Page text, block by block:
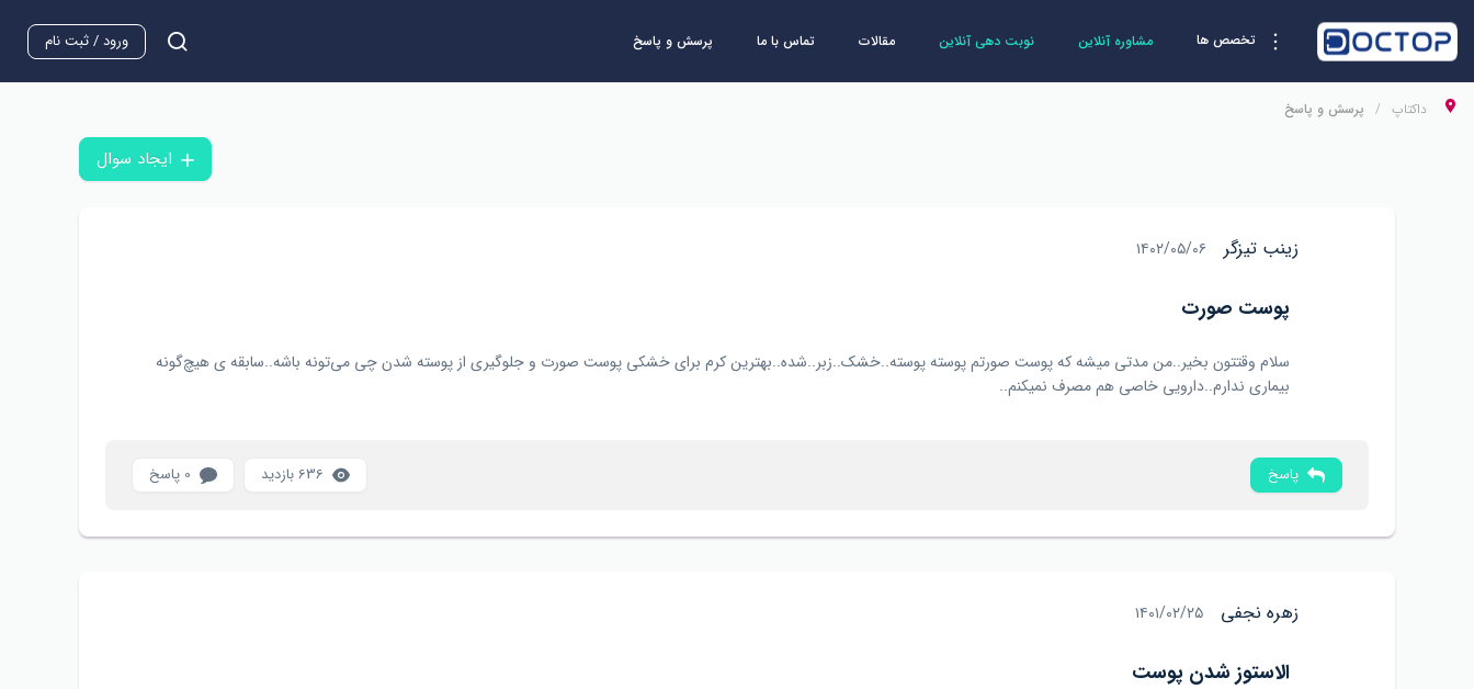
تخصص ها مشاوره آنلاین نوبت دهی آنلاین مقالات تماس با ما پرسش و پاسخ ورود / ثبت نام
داکتاپ پرسش و پاسخ
ایجاد سوال
زینب تیزگر ۱۴۰۲/۰۵/۰۶
پوست صورت
سلام وقتتون بخیر..من مدتی میشه که پوست صورتم پوسته پوسته..خشک..زبر..شده..بهترین کرم برای خشکی پوست صورت و جلوگیری از پوسته شدن چی می‌تونه باشه..سابقه ی هیچ‌گونه
بیماری ندارم..دارویی خاصی هم مصرف نمیکنم..
پاسخ 636 بازدید 0 پاسخ
زهره نجفی ۱۴۰۱/۰۲/۲۵
الاستوز شدن پوست